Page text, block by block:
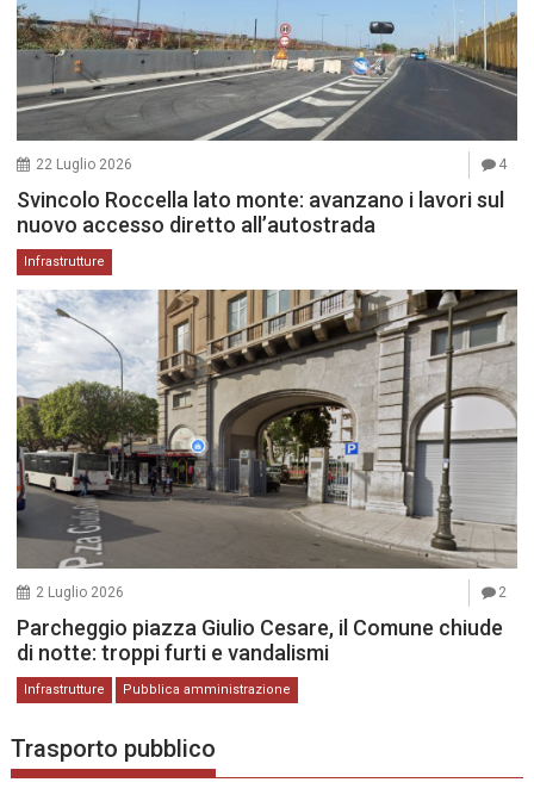
22 Luglio 2026 4
Svincolo Roccella lato monte: avanzano i lavori sul
nuovo accesso diretto all’autostrada
Infrastrutture
2 Luglio 2026 2
Parcheggio piazza Giulio Cesare, il Comune chiude
di notte: troppi furti e vandalismi
Infrastrutture Pubblica amministrazione
Trasporto pubblico